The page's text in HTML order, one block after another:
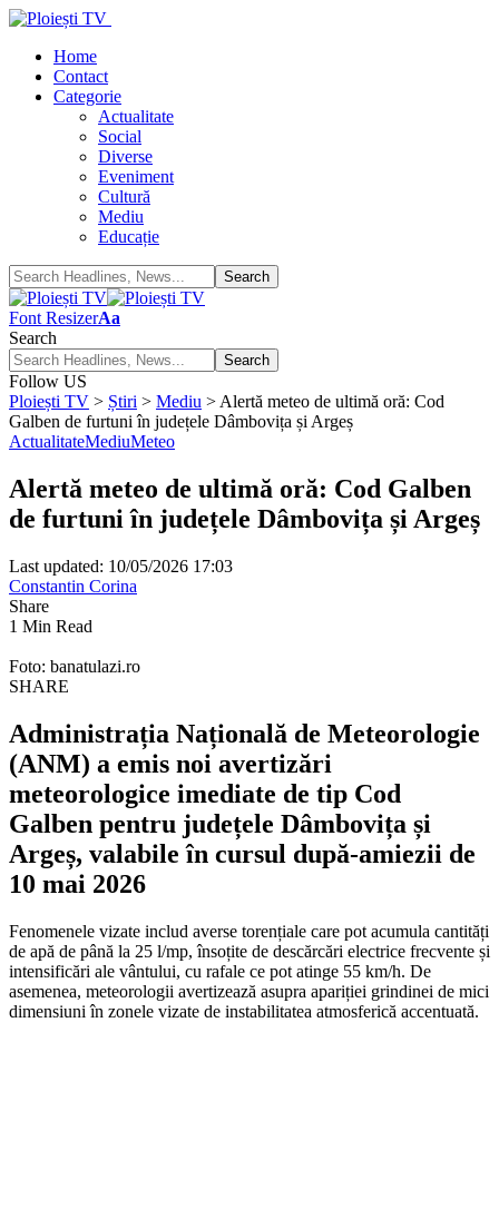
Home
Contact
Categorie
Actualitate
Social
Diverse
Eveniment
Cultură
Mediu
Educație
Font ResizerAa
Search
Follow US
Ploiești TV > Știri > Mediu > Alertă meteo de ultimă oră: Cod
Galben de furtuni în județele Dâmbovița și Argeș
ActualitateMediuMeteo
Alertă meteo de ultimă oră: Cod Galben
de furtuni în județele Dâmbovița și Argeș
Last updated: 10/05/2026 17:03
Constantin Corina
Share
1 Min Read
Foto: banatulazi.ro
SHARE
Administrația Națională de Meteorologie
(ANM) a emis noi avertizări
meteorologice imediate de tip Cod
Galben pentru județele Dâmbovița și
Argeș, valabile în cursul după-amiezii de
10 mai 2026
Fenomenele vizate includ averse torențiale care pot acumula cantități
de apă de până la 25 l/mp, însoțite de descărcări electrice frecvente și
intensificări ale vântului, cu rafale ce pot atinge 55 km/h. De
asemenea, meteorologii avertizează asupra apariției grindinei de mici
dimensiuni în zonele vizate de instabilitatea atmosferică accentuată.